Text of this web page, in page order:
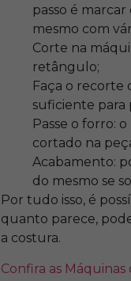
passo é
mesmo com
Corte na
retângulo;
Faça o recorte
suficiente para
Passe o forro:
cortado na
Acabamento:
do mesmo se
Por tudo isso, é
quanto parece,
a costura.
Confira as